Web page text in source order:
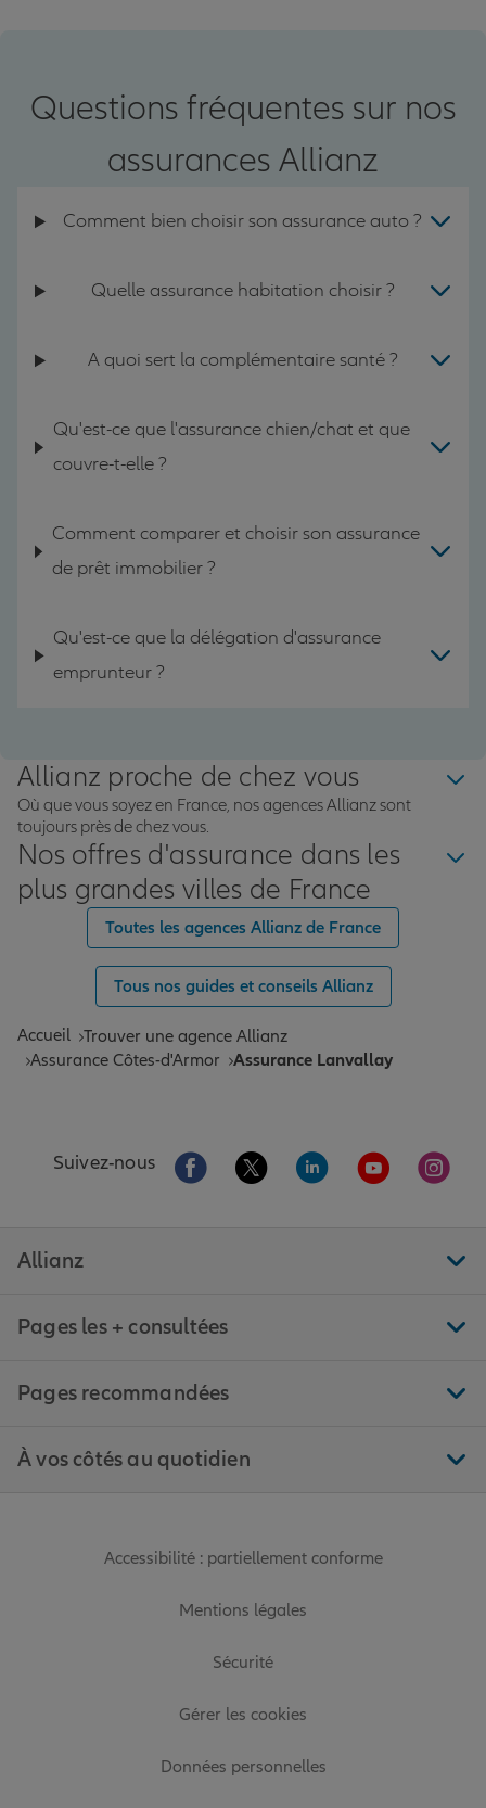
Questions fréquentes sur nos
assurances Allianz
Comment bien choisir son assurance auto ?
Quelle assurance habitation choisir ?
A quoi sert la complémentaire santé ?
Qu'est-ce que l'assurance chien/chat et que
couvre-t-elle ?
Comment comparer et choisir son assurance
de prêt immobilier ?
Qu'est-ce que la délégation d'assurance
emprunteur ?
Allianz proche de chez vous
Où que vous soyez en France, nos agences Allianz sont
toujours près de chez vous.
Nos offres d'assurance dans les
plus grandes villes de France
Toutes les agences Allianz de France
Tous nos guides et conseils Allianz
Accueil Trouver une agence Allianz
Assurance Côtes-d'Armor
Assurance Lanvallay
Suivez-nous Aller sur la page Facebook de Allianz
Aller sur la page Twitter de
Aller sur la page
Aller sur la
Aller
Allianz
Pages les + consultées
Pages recommandées
À vos côtés au quotidien
Accessibilité : partiellement conforme
Mentions légales
Sécurité
Gérer les cookies
Données personnelles